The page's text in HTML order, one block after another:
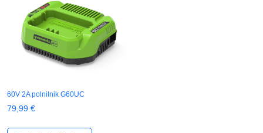
60V 2A polnilnik G60UC
79,99 €